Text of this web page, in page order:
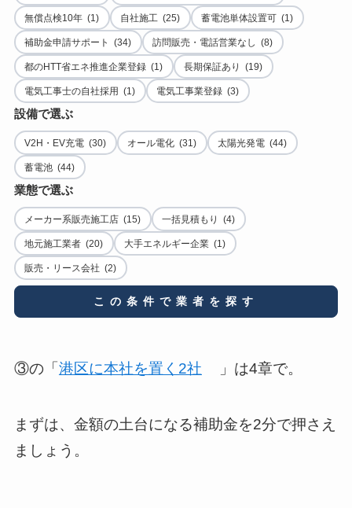
無償点検10年 (1) 自社施工 (25) 蓄電池単体設置可 (1)
補助金申請サポート (34) 訪問販売・電話営業なし (8)
都のHTT省エネ推進企業登録 (1) 長期保証あり (19)
電気工事士の自社採用 (1) 電気工事業登録 (3)
設備で選ぶ
V2H・EV充電 (30) オール電化 (31) 太陽光発電 (44)
蓄電池 (44)
業態で選ぶ
メーカー系販売施工店 (15) 一括見積もり (4)
地元施工業者 (20) 大手エネルギー企業 (1)
販売・リース会社 (2)
この条件で業者を探す
③の「 港区に本社を置く2社 」は4章で。
まずは、金額の土台になる補助金を2分で押さえ
ましょう。